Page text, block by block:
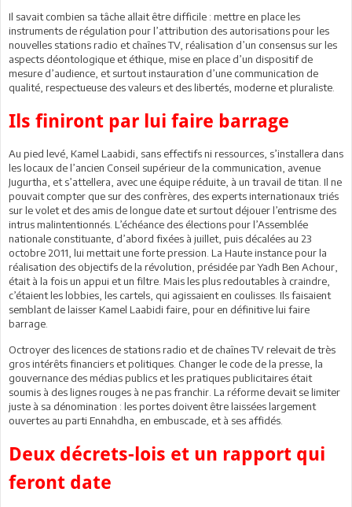
Il savait combien sa tâche allait être difficile : mettre en place les
instruments de régulation pour l’attribution des autorisations pour les
nouvelles stations radio et chaînes TV, réalisation d’un consensus sur les
aspects déontologique et éthique, mise en place d’un dispositif de
mesure d’audience, et surtout instauration d’une communication de
qualité, respectueuse des valeurs et des libertés, moderne et pluraliste.
Ils finiront par lui faire barrage
Au pied levé, Kamel Laabidi, sans effectifs ni ressources, s’installera dans
les locaux de l’ancien Conseil supérieur de la communication, avenue
Jugurtha, et s’attellera, avec une équipe réduite, à un travail de titan. Il ne
pouvait compter que sur des confrères, des experts internationaux triés
sur le volet et des amis de longue date et surtout déjouer l’entrisme des
intrus malintentionnés. L’échéance des élections pour l’Assemblée
nationale constituante, d’abord fixées à juillet, puis décalées au 23
octobre 2011, lui mettait une forte pression. La Haute instance pour la
réalisation des objectifs de la révolution, présidée par Yadh Ben Achour,
était à la fois un appui et un filtre. Mais les plus redoutables à craindre,
c’étaient les lobbies, les cartels, qui agissaient en coulisses. Ils faisaient
semblant de laisser Kamel Laabidi faire, pour en définitive lui faire
barrage.
Octroyer des licences de stations radio et de chaînes TV relevait de très
gros intérêts financiers et politiques. Changer le code de la presse, la
gouvernance des médias publics et les pratiques publicitaires était
soumis à des lignes rouges à ne pas franchir. La réforme devait se limiter
juste à sa dénomination : les portes doivent être laissées largement
ouvertes au parti Ennahdha, en embuscade, et à ses affidés.
Deux décrets-lois et un rapport qui
feront date